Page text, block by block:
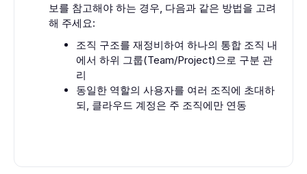
보를 참고해야 하는 경우, 다음과 같은 방법을 고려
해 주세요:
조직 구조를 재정비하여 하나의 통합 조직 내
에서 하위 그룹(Team/Project)으로 구분 관
리
동일한 역할의 사용자를 여러 조직에 초대하
되, 클라우드 계정은 주 조직에만 연동